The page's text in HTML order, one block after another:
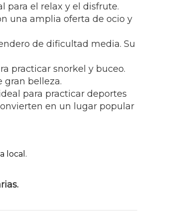
para el relax y el disfrute.
una amplia oferta de ocio y
de dificultad media. Su
practicar snorkel y buceo.
gran belleza.
para practicar deportes
en un lugar popular
local.